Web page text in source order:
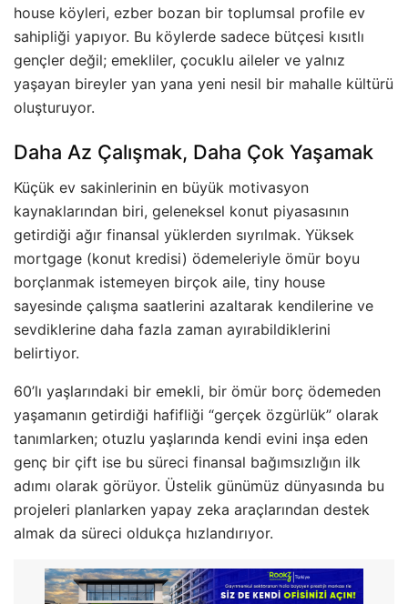
house köyleri, ezber bozan bir toplumsal profile ev
sahipliği yapıyor. Bu köylerde sadece bütçesi kısıtlı
gençler değil; emekliler, çocuklu aileler ve yalnız
yaşayan bireyler yan yana yeni nesil bir mahalle kültürü
oluşturuyor.
Daha Az Çalışmak, Daha Çok Yaşamak
Küçük ev sakinlerinin en büyük motivasyon
kaynaklarından biri, geleneksel konut piyasasının
getirdiği ağır finansal yüklerden sıyrılmak. Yüksek
mortgage (konut kredisi) ödemeleriyle ömür boyu
borçlanmak istemeyen birçok aile, tiny house
sayesinde çalışma saatlerini azaltarak kendilerine ve
sevdiklerine daha fazla zaman ayırabildiklerini
belirtiyor.
60’lı yaşlarındaki bir emekli, bir ömür borç ödemeden
yaşamanın getirdiği hafifliği “gerçek özgürlük” olarak
tanımlarken; otuzlu yaşlarında kendi evini inşa eden
genç bir çift ise bu süreci finansal bağımsızlığın ilk
adımı olarak görüyor. Üstelik günümüz dünyasında bu
projeleri planlarken yapay zeka araçlarından destek
almak da süreci oldukça hızlandırıyor.